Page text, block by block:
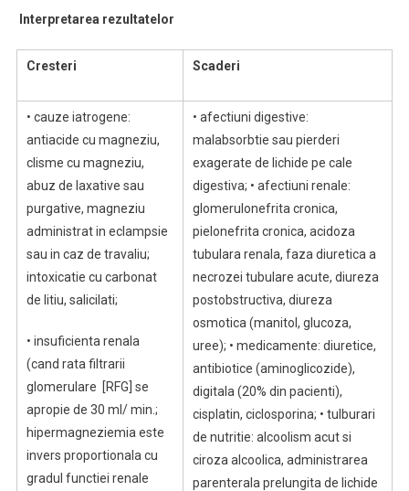
Interpretarea rezultatelor
Cresteri Scaderi
• cauze iatrogene:
antiacide cu magneziu,
clisme cu magneziu,
abuz de laxative sau
purgative, magneziu
administrat in eclampsie
sau in caz de travaliu;
intoxicatie cu carbonat
de litiu, salicilati;
• insuficienta renala
(cand rata filtrarii
glomerulare [RFG] se
apropie de 30 ml/ min.;
hipermagneziemia este
invers proportionala cu
gradul functiei renale
• afectiuni digestive:
malabsorbtie sau pierderi
exagerate de lichide pe cale
digestiva; • afectiuni renale:
glomerulonefrita cronica,
pielonefrita cronica, acidoza
tubulara renala, faza diuretica a
necrozei tubulare acute, diureza
postobstructiva, diureza
osmotica (manitol, glucoza,
uree); • medicamente: diuretice,
antibiotice (aminoglicozide),
digitala (20% din pacienti),
cisplatin, ciclosporina; • tulburari
de nutritie: alcoolism acut si
ciroza alcoolica, administrarea
parenterala prelungita de lichide